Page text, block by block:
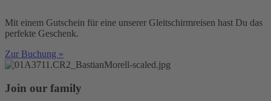
Mit einem Gutschein für eine unserer Gleitschirmreisen hast Du das
perfekte Geschenk.
Zur Buchung »
Join our family